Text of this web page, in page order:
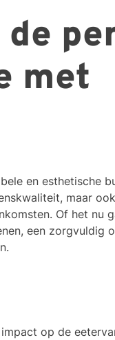
met
en esthetische
maar
Of het nu
een zorgvuldig
op de